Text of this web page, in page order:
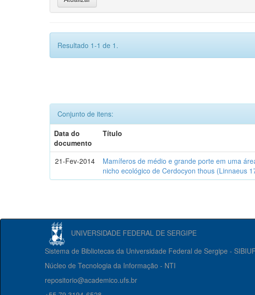
Resultado 1-1 de 1.
Conjunto de itens:
Data do
documento
Título
21-Fev-2014
Mamíferos de médio e grande porte em uma
nicho ecológico de Cerdocyon thous (Linnaeus
UNIVERSIDADE FEDERAL DE SERGIPE
Sistema de Bibliotecas da Universidade Federal de Sergipe -
Núcleo de Tecnologia da Informação - NTI
repositorio@academico.ufs.br